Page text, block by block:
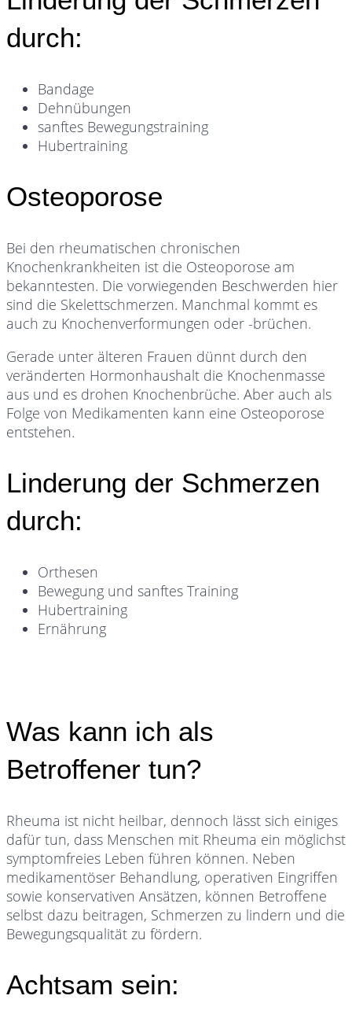
durch:
Bandage
Dehnübungen
sanftes Bewegungstraining
Hubertraining
Osteoporose
Bei den rheumatischen chronischen
Knochenkrankheiten ist die Osteoporose am
bekanntesten. Die vorwiegenden Beschwerden hier
sind die Skelettschmerzen. Manchmal kommt es
auch zu Knochenverformungen oder -brüchen.
Gerade unter älteren Frauen dünnt durch den
veränderten Hormonhaushalt die Knochenmasse
aus und es drohen Knochenbrüche. Aber auch als
Folge von Medikamenten kann eine Osteoporose
entstehen.
Linderung der Schmerzen
durch:
Orthesen
Bewegung und sanftes Training
Hubertraining
Ernährung
Was kann ich als
Betroffener tun?
Rheuma ist nicht heilbar, dennoch lässt sich einiges
dafür tun, dass Menschen mit Rheuma ein möglichst
symptomfreies Leben führen können. Neben
medikamentöser Behandlung, operativen Eingriffen
sowie konservativen Ansätzen, können Betroffene
selbst dazu beitragen, Schmerzen zu lindern und die
Bewegungsqualität zu fördern.
Achtsam sein: